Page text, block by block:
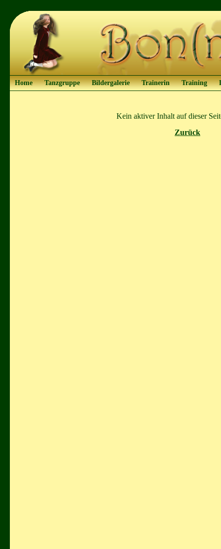
Home Tanzgruppe Bildergalerie Trainerin Training
Kein aktiver Inhalt auf dieser
Zurück